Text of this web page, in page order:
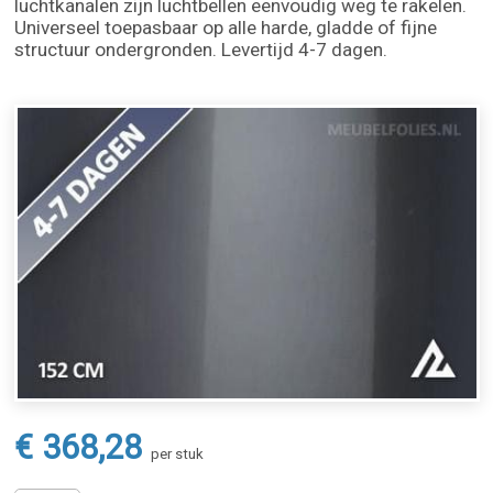
luchtkanalen zijn luchtbellen eenvoudig weg te rakelen.
Universeel toepasbaar op alle harde, gladde of fijne
structuur ondergronden. Levertijd 4-7 dagen.
€ 368,28 per stuk